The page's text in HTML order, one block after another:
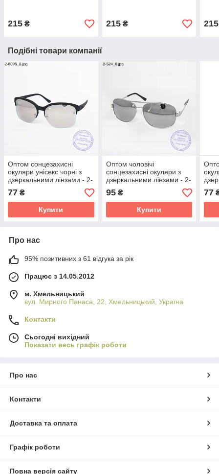
215 ₴ 215₴ 215
Подібні товари компанії
Оптом сонцезахисні
окуляри унісекс чорні з
дзеркальними лінзами - 2-
77 ₴
Купити
Оптом чоловічі
сонцезахисні окуляри з
дзеркальними лінзами - 2-
95₴
Купити
77
Про нас
95% позитивних з 61 відгука за рік
Працює з 14.05.2012
м. Хмельницький
вул. Мирного Панаса, 22, Хмельницький, Україна
Контакти
Сьогодні вихідний
Показати весь графік роботи
Про нас
Контакти
Доставка та оплата
Графік роботи
Повна версія сайту